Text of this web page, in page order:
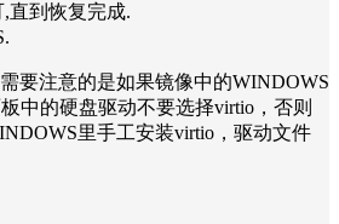
直到恢复完成.
要注意的是如果镜像中的WINDOWS
中的硬盘驱动不要选择virtio，否则
里手工安装virtio，驱动文件